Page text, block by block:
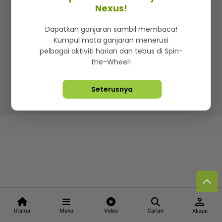
Utama Menu Video Carian
person
Akaun
Iklan di SMG360
Terma & Syarat Dasar Privasi
Lebih hot, viral dan sensasi
Hakcipta Terpelihara ©2026. Star Media Group Berhad
Nexus!
Dapatkan ganjaran sambil membaca!
Kumpul mata ganjaran menerusi
pelbagai aktiviti harian dan tebus di Spin-
the-Wheel!
Seterusnya